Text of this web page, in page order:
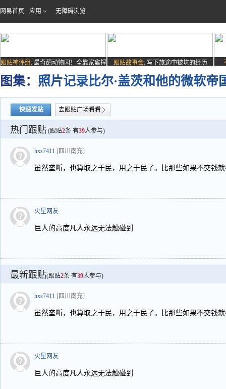
网易首页 应用 无障碍浏览
跟贴神评组: 最奇葩动物园！全靠家禽撑
场子
跟贴故事会: 写下旅途中被坑的经历
图集： 照片记录比尔·盖茨和他的微软帝
快速发贴 去跟贴广场看看
热门跟贴 (跟贴2条 有39人参与)
hxs7411 [四川南充]
虽然垄断，也算取之于民，用之于民了。比那些如果不交钱
火星网友
巨人的高度凡人永远无法触碰到
最新跟贴(跟贴2条 有39人参与)
hxs7411 [四川南充]
虽然垄断，也算取之于民，用之于民了。比那些如果不交钱
火星网友
巨人的高度凡人永远无法触碰到